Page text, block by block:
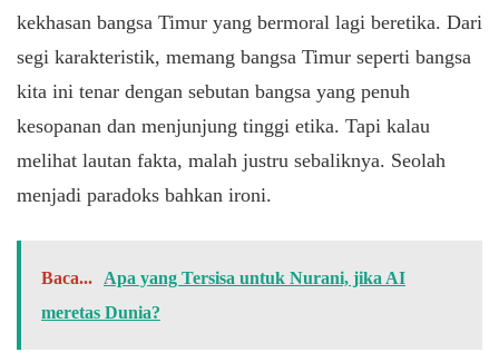
kekhasan bangsa Timur yang bermoral lagi beretika. Dari
segi karakteristik, memang bangsa Timur seperti bangsa
kita ini tenar dengan sebutan bangsa yang penuh
kesopanan dan menjunjung tinggi etika. Tapi kalau
melihat lautan fakta, malah justru sebaliknya. Seolah
menjadi paradoks bahkan ironi.
Baca...
Apa yang Tersisa untuk Nurani, jika AI
meretas Dunia?